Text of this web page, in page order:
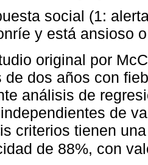
social (1:
y está ansioso
original por
de dos años con
análisis de
de
criterios tienen
de 88%, con